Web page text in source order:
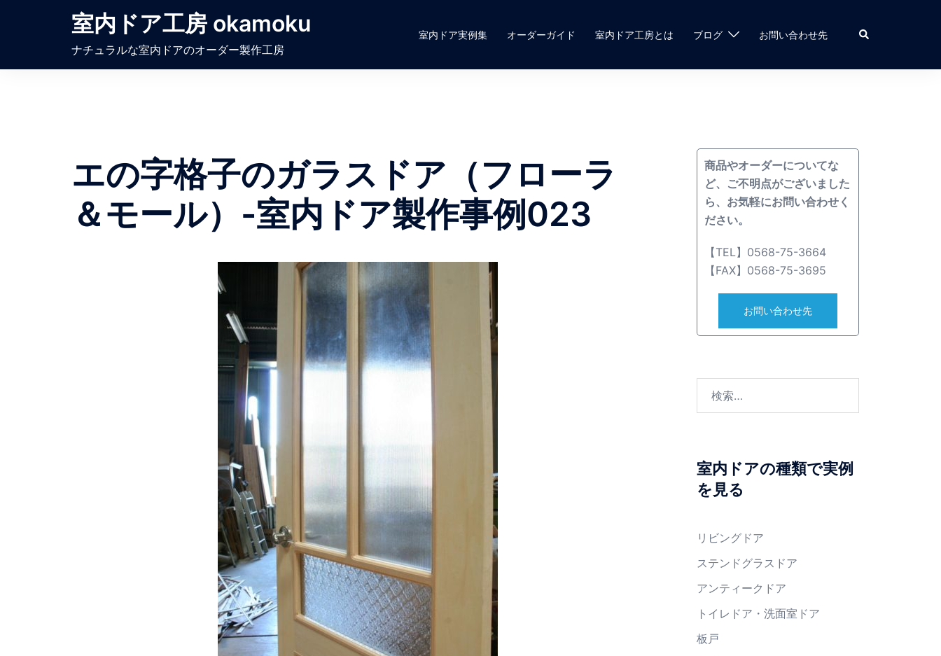
室内ドア工房 okamoku
ナチュラルな室内ドアのオーダー製作工房
室内ドア実例集 オーダーガイド 室内ドア工房とは ブログ お問い合わせ先
検
索
エの字格子のガラスドア（フローラ
＆モール）-室内ドア製作事例023
商品やオーダーについてな
ど、ご不明点がございました
ら、お気軽にお問い合わせく
ださい。
【TEL】0568-75-3664
【FAX】0568-75-3695
室内ドアの種類で実例
を見る
リビングドア
ステンドグラスドア
アンティークドア
トイレドア・洗面室ドア
板戸